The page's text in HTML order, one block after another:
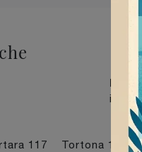
in
117 Tortona 119